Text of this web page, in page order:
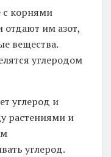
с корнями
отдают им азот,
вещества.
углеродом
углерод и
растениями и
углерод.